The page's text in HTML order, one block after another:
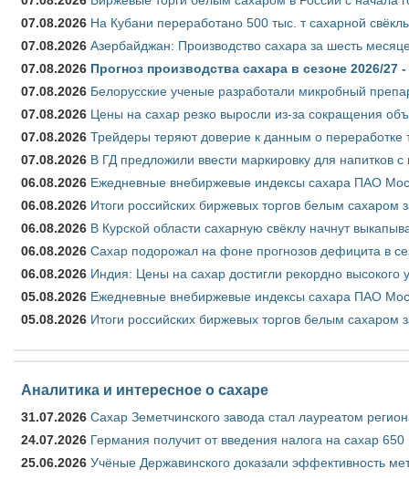
07.08.2026 На Кубани переработано 500 тыс. т сахарной
07.08.2026 Азербайджан: Производство сахара за шесть
07.08.2026 Прогноз производства сахара в сезоне 2026/
07.08.2026 Белорусские ученые разработали микробный
07.08.2026 Цены на сахар резко выросли из-за сокращения
07.08.2026 Трейдеры теряют доверие к данным о переработке
07.08.2026 В ГД предложили ввести маркировку для напитков
06.08.2026 Ежедневные внебиржевые индексы сахара ПАО
06.08.2026 Итоги российских биржевых торгов белым сахаром
06.08.2026 В Курской области сахарную свёклу начнут
06.08.2026 Сахар подорожал на фоне прогнозов дефицита в
06.08.2026 Индия: Цены на сахар достигли рекордно высокого
05.08.2026 Ежедневные внебиржевые индексы сахара ПАО
05.08.2026 Итоги российских биржевых торгов белым сахаром
Аналитика и интересное о сахаре
31.07.2026 Сахар Земетчинского завода стал лауреатом
24.07.2026 Германия получит от введения налога на сахар
25.06.2026 Учёные Державинского доказали эффективность